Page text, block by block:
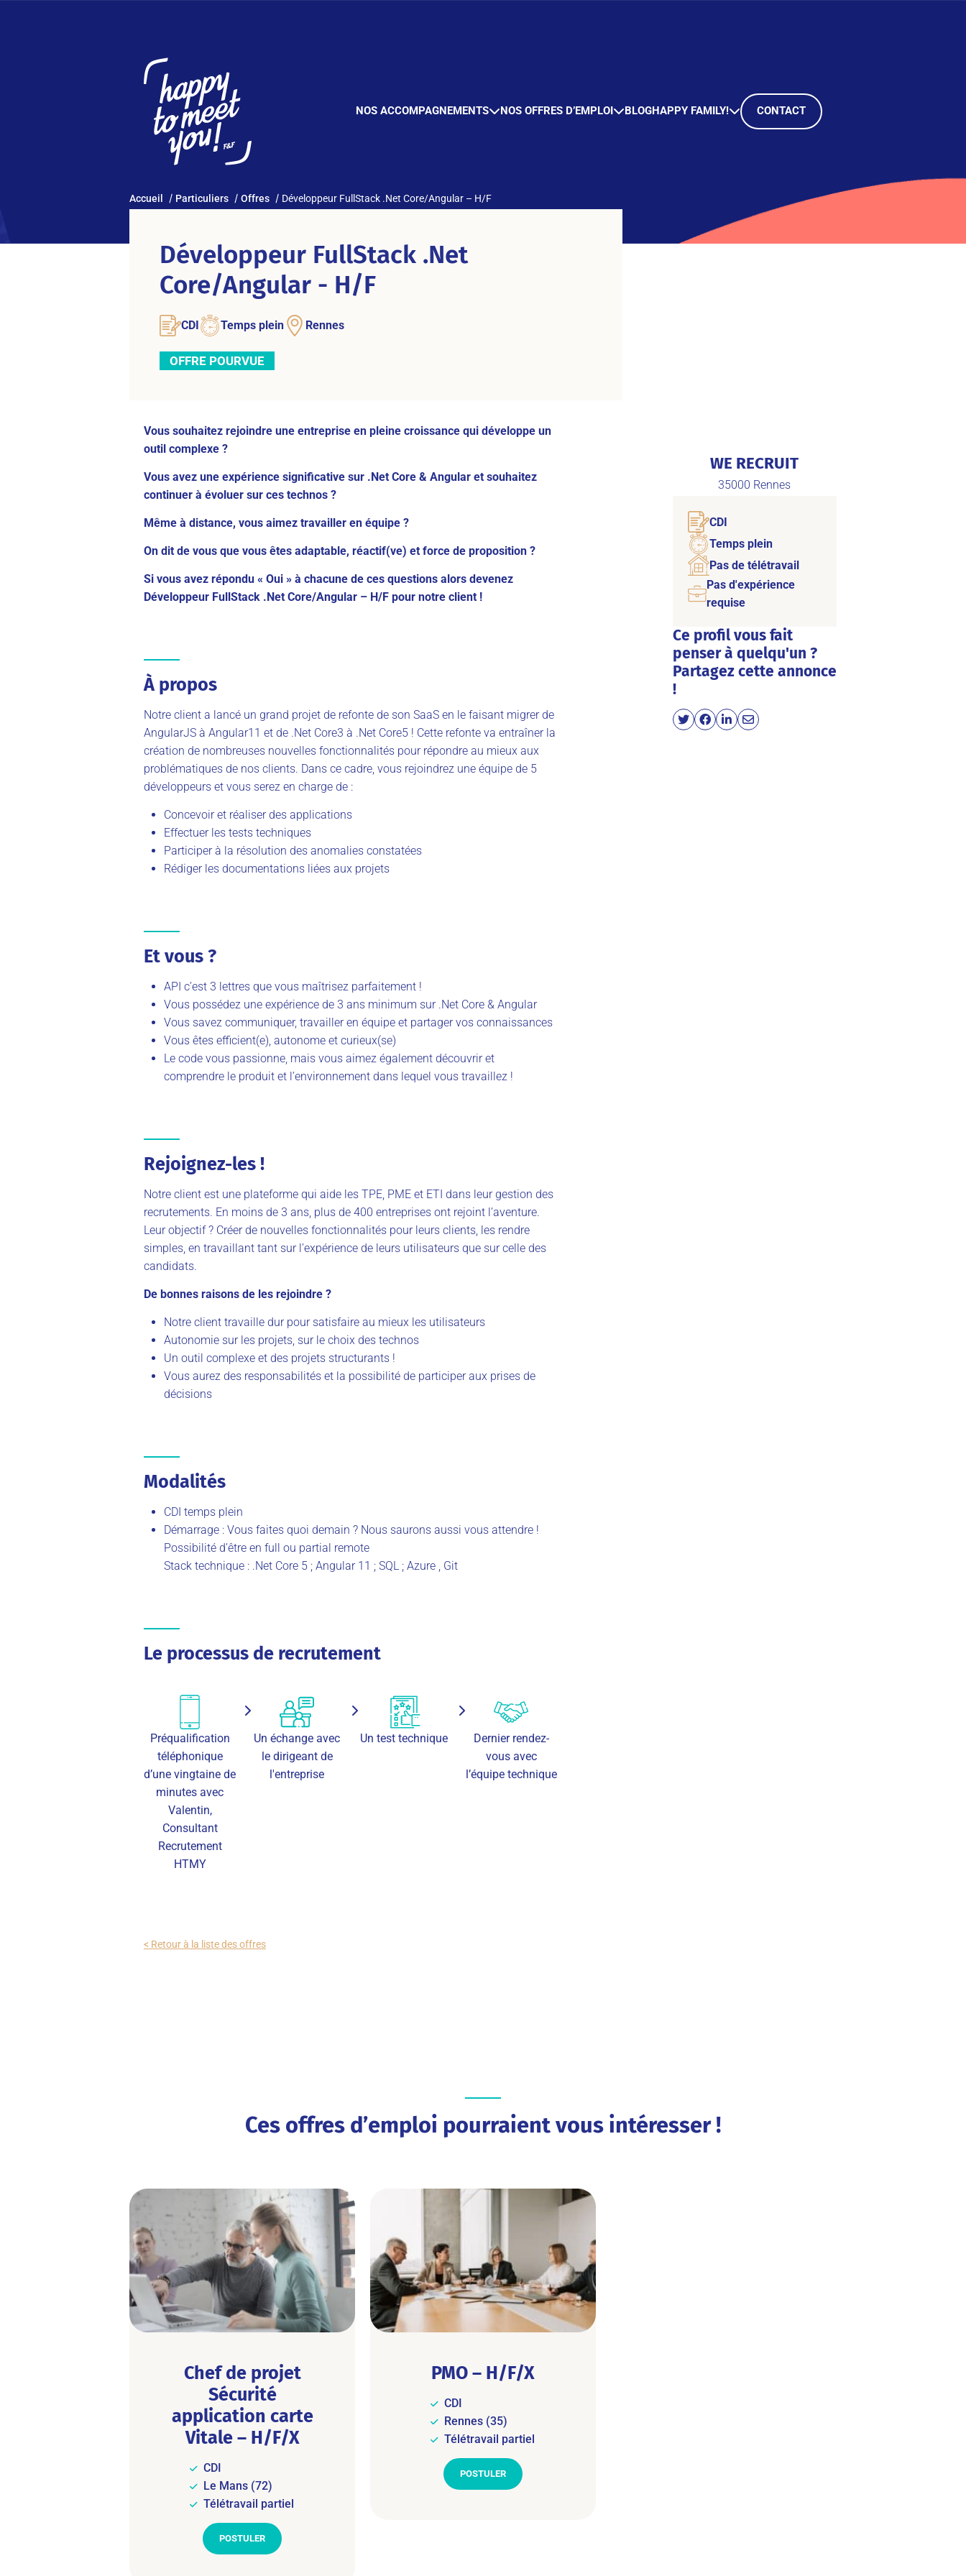
NOS ACCOMPAGNEMENTS NOS OFFRES D’EMPLOI BLOGHAPPY FAMILY! CONTACT
Accueil Particuliers Offres Développeur FullStack .Net Core/Angular – H/F
Développeur FullStack .Net
Core/Angular - H/F
CDI Temps plein Rennes
OFFRE POURVUE
Vous souhaitez rejoindre une entreprise en pleine croissance qui développe un
outil complexe ?
Vous avez une expérience significative sur .Net Core & Angular et souhaitez
continuer à évoluer sur ces technos ?
Même à distance, vous aimez travailler en équipe ?
On dit de vous que vous êtes adaptable, réactif(ve) et force de proposition ?
Si vous avez répondu « Oui » à chacune de ces questions alors devenez
Développeur FullStack .Net Core/Angular – H/F pour notre client !
À propos
Notre client a lancé un grand projet de refonte de son SaaS en le faisant migrer de
AngularJS à Angular11 et de .Net Core3 à .Net Core5 ! Cette refonte va entraîner la
création de nombreuses nouvelles fonctionnalités pour répondre au mieux aux
problématiques de nos clients. Dans ce cadre, vous rejoindrez une équipe de 5
développeurs et vous serez en charge de :
Concevoir et réaliser des applications
Effectuer les tests techniques
Participer à la résolution des anomalies constatées
Rédiger les documentations liées aux projets
Et vous ?
API c’est 3 lettres que vous maîtrisez parfaitement !
Vous possédez une expérience de 3 ans minimum sur .Net Core & Angular
Vous savez communiquer, travailler en équipe et partager vos connaissances
Vous êtes efficient(e), autonome et curieux(se)
Le code vous passionne, mais vous aimez également découvrir et
comprendre le produit et l’environnement dans lequel vous travaillez !
Rejoignez-les !
Notre client est une plateforme qui aide les TPE, PME et ETI dans leur gestion des
recrutements. En moins de 3 ans, plus de 400 entreprises ont rejoint l’aventure.
Leur objectif ? Créer de nouvelles fonctionnalités pour leurs clients, les rendre
simples, en travaillant tant sur l’expérience de leurs utilisateurs que sur celle des
candidats.
De bonnes raisons de les rejoindre ?
Notre client travaille dur pour satisfaire au mieux les utilisateurs
Autonomie sur les projets, sur le choix des technos
Un outil complexe et des projets structurants !
Vous aurez des responsabilités et la possibilité de participer aux prises de
décisions
Modalités
CDI temps plein
Démarrage : Vous faites quoi demain ? Nous saurons aussi vous attendre !
Possibilité d’être en full ou partial remote
Stack technique : .Net Core 5 ; Angular 11 ; SQL ; Azure , Git
Le processus de recrutement
Préqualification
téléphonique
d’une vingtaine de
minutes avec
Valentin,
Consultant
Recrutement
HTMY
Un échange avec
le dirigeant de
l'entreprise
Un test technique
Dernier rendez-
vous avec
l’équipe technique
< Retour à la liste des offres
WE RECRUIT
35000 Rennes
CDI
Temps plein
Pas de télétravail
Pas d'expérience
requise
Ce profil vous fait
penser à quelqu'un ?
Partagez cette annonce
!
Ces offres d’emploi pourraient vous intéresser !
Chef de projet
Sécurité
application carte
Vitale – H/F/X
CDI
Le Mans (72)
Télétravail partiel
POSTULER
PMO – H/F/X
CDI
Rennes (35)
Télétravail partiel
POSTULER